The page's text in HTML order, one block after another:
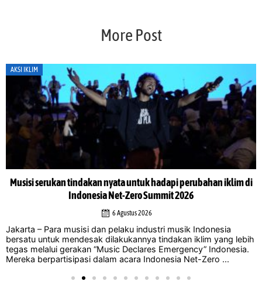
More Post
AKSI IKLIM
Musisi serukan tindakan nyata untuk hadapi perubahan iklim di
Indonesia Net-Zero Summit 2026
6 Agustus 2026
Jakarta – Para musisi dan pelaku industri musik Indonesia
bersatu untuk mendesak dilakukannya tindakan iklim yang lebih
tegas melalui gerakan “Music Declares Emergency” Indonesia.
Mereka berpartisipasi dalam acara Indonesia Net-Zero ...